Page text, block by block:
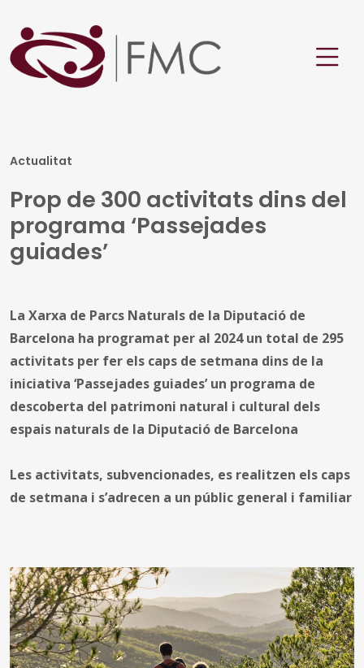
Actualitat
Prop de 300 activitats dins del
programa ‘Passejades
guiades’
La Xarxa de Parcs Naturals de la Diputació de
Barcelona ha programat per al 2024 un total de 295
activitats per fer els caps de setmana dins de la
iniciativa ‘Passejades guiades’ un programa de
descoberta del patrimoni natural i cultural dels
espais naturals de la Diputació de Barcelona
Les activitats, subvencionades, es realitzen els caps
de setmana i s’adrecen a un públic general i familiar